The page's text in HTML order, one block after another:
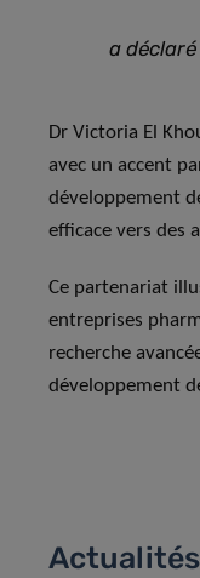
a déclaré
Dr Victoria El
avec un accent
développement
efficace vers des
Ce partenariat
entreprises
recherche
développement